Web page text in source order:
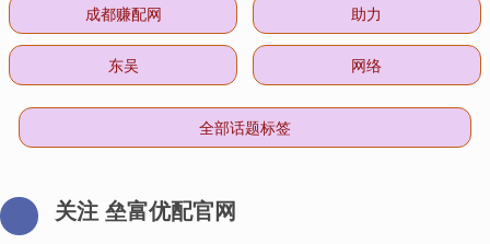
成都赚配网 助力
东吴 网络
全部话题标签
关注 垒富优配官网